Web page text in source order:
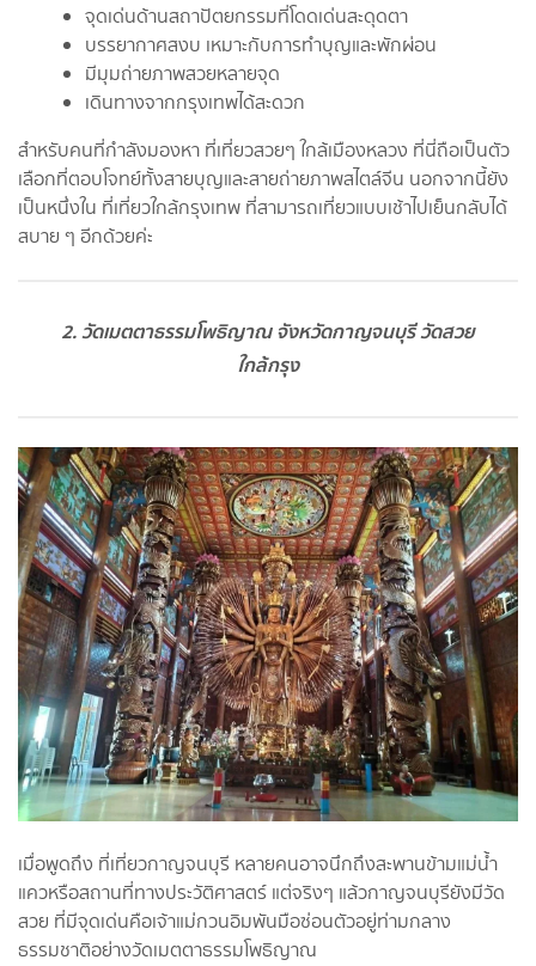
จุดเด่นด้านสถาปัตยกรรมที่โดดเด่นสะดุดตา
บรรยากาศสงบ เหมาะกับการทำบุญและพักผ่อน
มีมุมถ่ายภาพสวยหลายจุด
เดินทางจากกรุงเทพได้สะดวก
สำหรับคนที่กำลังมองหา ที่เที่ยวสวยๆ ใกล้เมืองหลวง ที่นี่ถือเป็นตัว
เลือกที่ตอบโจทย์ทั้งสายบุญและสายถ่ายภาพสไตล์จีน นอกจากนี้ยัง
เป็นหนึ่งใน ที่เที่ยวใกล้กรุงเทพ ที่สามารถเที่ยวแบบเช้าไปเย็นกลับได้
สบาย ๆ อีกด้วยค่ะ
2. วัดเมตตาธรรมโพธิญาณ จังหวัดกาญจนบุรี วัดสวย
ใกล้กรุง
เมื่อพูดถึง ที่เที่ยวกาญจนบุรี หลายคนอาจนึกถึงสะพานข้ามแม่น้ำ
แควหรือสถานที่ทางประวัติศาสตร์ แต่จริงๆ แล้วกาญจนบุรียังมีวัด
สวย ที่มีจุดเด่นคือเจ้าแม่กวนอิมพันมือซ่อนตัวอยู่ท่ามกลาง
ธรรมชาติอย่างวัดเมตตาธรรมโพธิญาณ